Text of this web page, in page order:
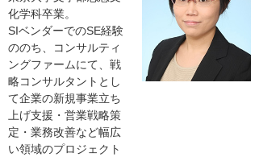
化学科卒業。
SIベンダーでのSE経験
ののち、コンサルティ
ングファームにて、戦
略コンサルタントとし
て企業の新規事業立ち
上げ支援・営業戦略策
定・業務改善など幅広
い領域のプロジェクト